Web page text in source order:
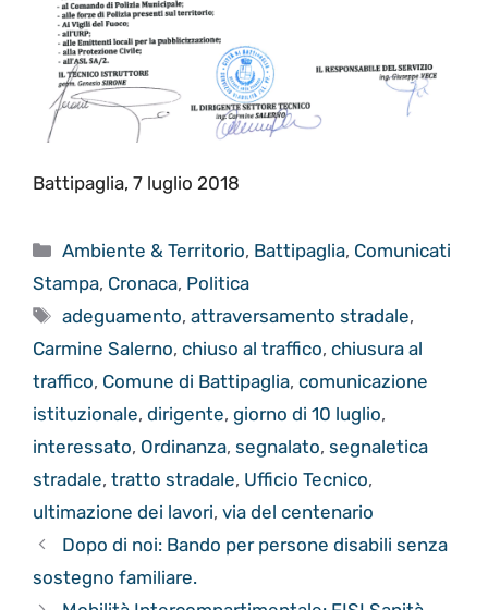
Battipaglia, 7 luglio 2018
Categorie
Ambiente & Territorio, Battipaglia, Comunicati
Stampa, Cronaca, Politica
Tag
adeguamento,attraversamento stradale,
Carmine Salerno, chiuso al traffico, chiusura al
traffico, Comune di Battipaglia, comunicazione
istituzionale, dirigente, giorno di 10 luglio,
interessato, Ordinanza, segnalato, segnaletica
stradale, tratto stradale, Ufficio Tecnico,
ultimazione dei lavori, via del centenario
Dopo di noi: Bando per persone disabili senza
sostegno familiare.